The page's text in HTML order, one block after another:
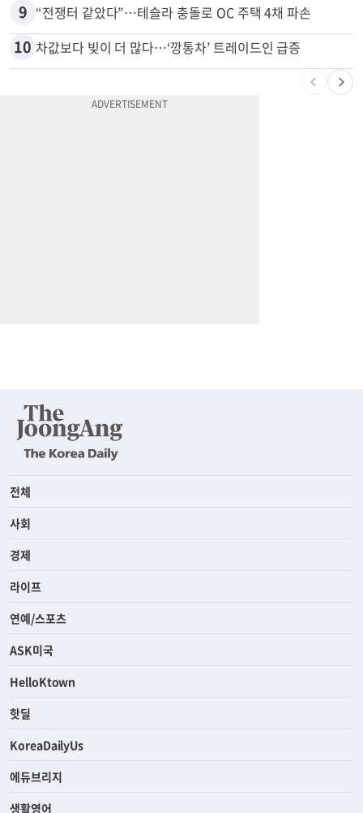
9 “전쟁터 같았다”…테슬라 충돌로 OC 주택 4채 파손
10 차값보다 빚이 더 많다…‘깡통차’ 트레이드인 급증
전체
사회
경제
라이프
연예/스포츠
ASK미국
HelloKtown
핫딜
KoreaDailyUs
에듀브리지
생활영어